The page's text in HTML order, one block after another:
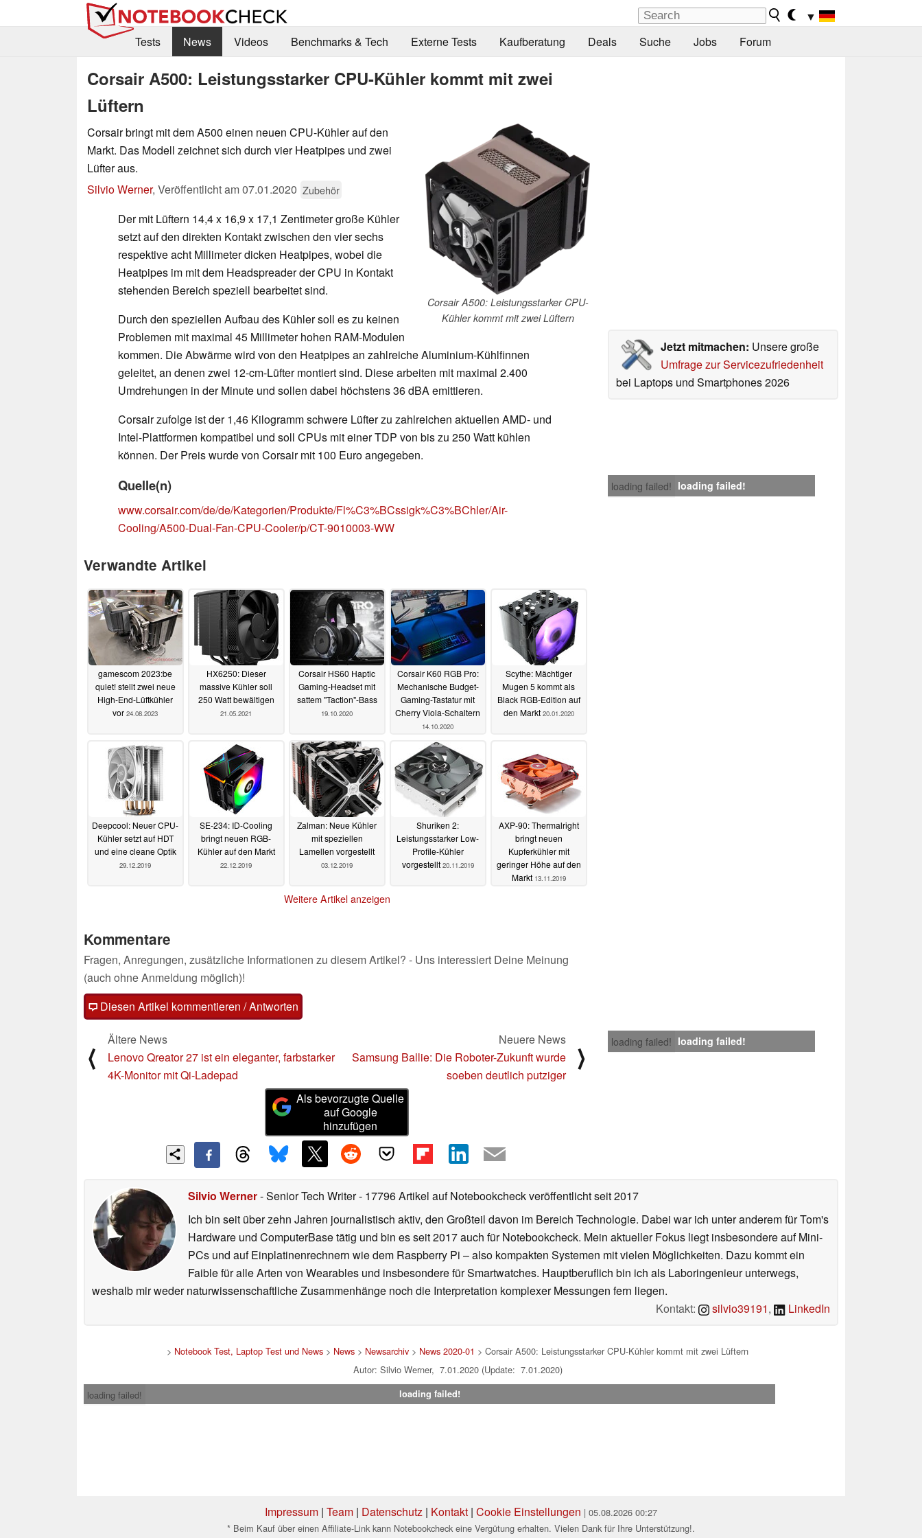
▼
Tests
News Videos Benchmarks & Tech Externe Tests Kaufberatung Deals Suche Jobs Forum
Corsair A500: Leistungsstarker CPU-Kühler kommt mit zwei
Lüftern
Corsair A500: Leistungsstarker CPU-
Kühler kommt mit zwei Lüftern
Corsair bringt mit dem A500 einen neuen CPU-Kühler auf den
Markt. Das Modell zeichnet sich durch vier Heatpipes und zwei
Lüfter aus.
Silvio Werner, Veröffentlicht am07.01.2020 Zubehör
Jetzt mitmachen: Unsere große
Umfrage zur Servicezufriedenheit
bei Laptops und Smartphones 2026
Der mit Lüftern 14,4 x 16,9 x 17,1 Zentimeter große Kühler
setzt auf den direkten Kontakt zwischen den vier sechs
respektive acht Millimeter dicken Heatpipes, wobei die
Heatpipes im mit dem Headspreader der CPU in Kontakt
stehenden Bereich speziell bearbeitet sind.
Durch den speziellen Aufbau des Kühler soll es zu keinen
Problemen mit maximal 45 Millimeter hohen RAM-Modulen
kommen. Die Abwärme wird von den Heatpipes an zahlreiche Aluminium-Kühlfinnen
geleitet, an denen zwei 12-cm-Lüfter montiert sind. Diese arbeiten mit maximal 2.400
Umdrehungen in der Minute und sollen dabei höchstens 36 dBA emittieren.
Corsair zufolge ist der 1,46 Kilogramm schwere Lüfter zu zahlreichen aktuellen AMD- und
Intel-Plattformen kompatibel und soll CPUs mit einer TDP von bis zu 250 Watt kühlen
können. Der Preis wurde von Corsair mit 100 Euro angegeben.
loading failed! loading failed!
Quelle(n)
www.corsair.com/de/de/Kategorien/Produkte/Fl%C3%BCssigk%C3%BChler/Air-
Cooling/A500-Dual-Fan-CPU-Cooler/p/CT-9010003-WW
Verwandte Artikel
gamescom 2023:be
quiet! stellt zwei neue
High-End-Lüftkühler
vor 24.08.2023
HX6250: Dieser
massive Kühler soll
250 Watt bewältigen
21.05.2021
Corsair HS60 Haptic
Gaming-Headset mit
sattem "Taction"-Bass
19.10.2020
Corsair K60 RGB Pro:
Mechanische Budget-
Gaming-Tastatur mit
Cherry Viola-Schaltern
14.10.2020
Scythe: Mächtiger
Mugen 5 kommt als
Black RGB-Edition auf
den Markt 20.01.2020
Deepcool: Neuer CPU-
Kühler setzt auf HDT
und eine cleane Optik
29.12.2019
SE-234: ID-Cooling
bringt neuen RGB-
Kühler auf den Markt
22.12.2019
Zalman: Neue Kühler
mit speziellen
Lamellen vorgestellt
03.12.2019
Shuriken 2:
Leistungsstarker Low-
Profile-Kühler
vorgestellt 20.11.2019
AXP-90: Thermalright
bringt neuen
Kupferkühler mit
geringer Höhe auf den
Markt 13.11.2019
Weitere Artikel anzeigen
Kommentare
Fragen, Anregungen, zusätzliche Informationen zu diesem Artikel? - Uns interessiert Deine Meinung
(auch ohne Anmeldung möglich)!
Diesen Artikel kommentieren / Antworten
loading failed! loading failed!
⟨
Ältere News
Lenovo Qreator 27 ist ein eleganter, farbstarker
4K-Monitor mit Qi-Ladepad
Neuere News
Samsung Ballie: Die Roboter-Zukunft wurde
soeben deutlich putziger
⟩
Als bevorzugte Quelle
auf Google
hinzufügen
Silvio Werner- Senior Tech Writer- 17796 Artikel auf Notebookcheck veröffentlichtseit 2017
Ich bin seit über zehn Jahren journalistisch aktiv, den Großteil davon im Bereich Technologie. Dabei war ich unter anderem für Tom's
Hardware und ComputerBase tätig und bin es seit 2017 auch für Notebookcheck. Mein aktueller Fokus liegt insbesondere auf Mini-
PCs und auf Einplatinenrechnern wie dem Raspberry Pi – also kompakten Systemen mit vielen Möglichkeiten. Dazu kommt ein
Faible für alle Arten von Wearables und insbesondere für Smartwatches. Hauptberuflich bin ich als Laboringenieur unterwegs,
weshalb mir weder naturwissenschaftliche Zusammenhänge noch die Interpretation komplexer Messungen fern liegen.
Kontakt:
silvio39191, LinkedIn
> Notebook Test, Laptop Test und News > News > Newsarchiv > News 2020-01 > Corsair A500: Leistungsstarker CPU-Kühler kommt mit zwei Lüftern
Autor: Silvio Werner, 7.01.2020 (Update: 7.01.2020)
loading failed!
loading failed!
Impressum | Team | Datenschutz | Kontakt | Cookie Einstellungen | 05.08.2026 00:27
* Beim Kauf über einen Affiliate-Link kann Notebookcheck eine Vergütung erhalten. Vielen Dank für Ihre Unterstützung!.